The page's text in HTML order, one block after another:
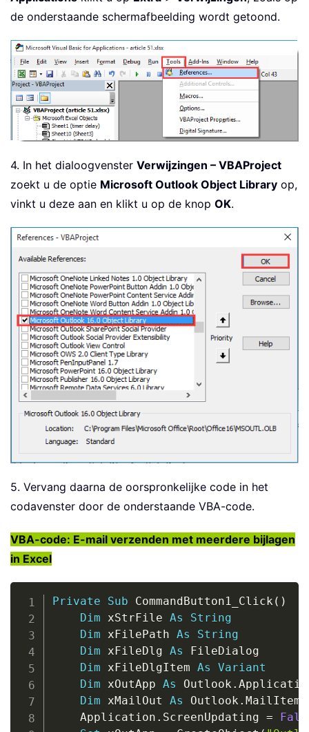
de onderstaande schermafbeelding wordt getoond.
4. In het dialoogvenster Verwijzingen – VBAProject
zoekt u de optie Microsoft Outlook Object Library op,
vinkt u deze aan en klikt u op de knop OK.
5. Vervang daarna de oorspronkelijke code in het
codavenster door de onderstaande VBA-code.
VBA-code: E-mail verzenden met meerdere bijlagen
in Excel
Private Sub CommandButton1_Click ( )
Dim xStrFile As
String
Dim xFilePath As
String
Dim xFileDlg As FileDialog
Dim xFileDlgItem As
Variant
Dim xOutApp As Outlook .
Dim xMailOut As Outlook . MailItem
    Application
. ScreenUpdating =
Copy